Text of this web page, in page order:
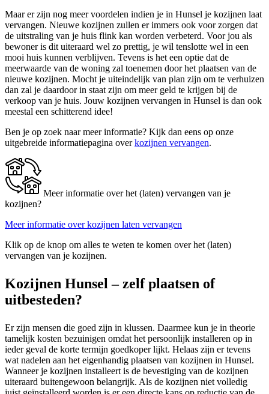
Maar er zijn nog meer voordelen indien je in Hunsel je kozijnen laat
vervangen. Nieuwe kozijnen zullen er immers ook voor zorgen dat
de uitstraling van je huis flink kan worden verbeterd. Voor jou als
bewoner is dit uiteraard wel zo prettig, je wil tenslotte wel in een
mooi huis kunnen verblijven. Tevens is het een optie dat de
meerwaarde van de woning zal toenemen door het plaatsen van de
nieuwe kozijnen. Mocht je uiteindelijk van plan zijn om te verhuizen
dan zal je daardoor in staat zijn om meer geld te krijgen bij de
verkoop van je huis. Jouw kozijnen vervangen in Hunsel is dan ook
meestal een schitterend idee!
Ben je op zoek naar meer informatie? Kijk dan eens op onze
uitgebreide informatiepagina overkozijnen vervangen.
Meer informatie over het (laten) vervangen van je
kozijnen?
Meer informatie over kozijnen laten vervangen
Klik op de knop om alles te weten te komen over het (laten)
vervangen van je kozijnen.
Kozijnen Hunsel – zelf plaatsen of
uitbesteden?
Er zijn mensen die goed zijn in klussen. Daarmee kun je in theorie
tamelijk kosten bezuinigen omdat het persoonlijk installeren op in
ieder geval de korte termijn goedkoper lijkt. Helaas zijn er tevens
wat nadelen aan het eigenhandig plaatsen van kozijnen in Hunsel.
Wanneer je kozijnen installeert is de bevestiging van de kozijnen
uiteraard buitengewoon belangrijk. Als de kozijnen niet volledig